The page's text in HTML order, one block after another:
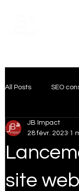
All Posts SEO
Transformation
site
JB Impact
28 févr. 2023 1